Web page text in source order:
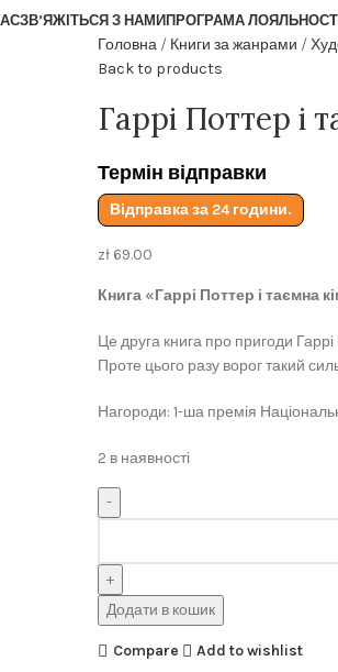
ЗВ’ЯЖІТЬСЯ З НАМИ ПРОГРАМА ЛОЯЛЬНОСТІ
Головна Книги за жанрами
Back to products
Гаррі Поттер і
Термін відправки
Відправка за 24 години.
zł69.00
Книга «Гаррі Поттер і таємна
Це друга книга про пригоди Гаррі
Проте цього разу ворог такий
Нагороди: 1-ша премія
2 в наявності
Додати в кошик
Compare
Add to wishlist